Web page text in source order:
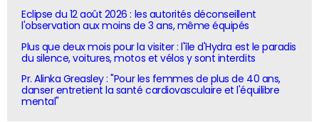
Eclipse du 12 août 2026 : les autorités déconseillent
l'observation aux moins de 3 ans, même équipés
Plus que deux mois pour la visiter : l'île d'Hydra est le paradis
du silence, voitures, motos et vélos y sont interdits
Pr. Alinka Greasley : "Pour les femmes de plus de 40 ans,
danser entretient la santé cardiovasculaire et l'équilibre
mental"